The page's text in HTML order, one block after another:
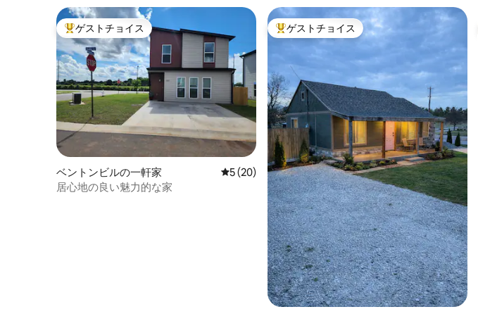
大好評のゲストチョイスです。
ゲストチョイス
ベントンビルの一軒家 レビュー20件、5つ星中5つ星の平均評価
5 (20)
居心地の良い魅力的な家
大好評のゲストチョイスです。
ゲストチョイス